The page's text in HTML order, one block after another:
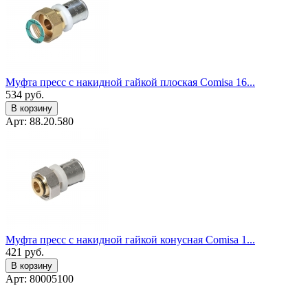
Муфта пресс с накидной гайкой плоская Comisa 16...
534 руб.
В корзину
Арт: 88.20.580
Муфта пресс с накидной гайкой конусная Comisa 1...
421 руб.
В корзину
Арт: 80005100